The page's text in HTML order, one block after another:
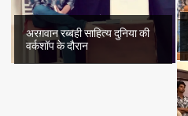
अरग़वान रब्बही साहित्य दुनिया की
वर्कशॉप के दौरान